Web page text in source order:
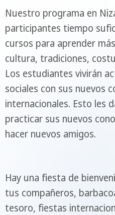
Nuestro programa en
participantes tiempo
cursos para aprender
cultura, tradiciones,
Los estudiantes vivirán
sociales con sus nuevos
internacionales. Esto les
practicar sus nuevos
hacer nuevos amigos.
Hay una fiesta de
tus compañeros,
tesoro, fiestas